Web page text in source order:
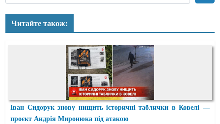
Читайте також:
Іван Сидорук знову нищить історичні таблички в Ковелі —
проєкт Андрія Миронюка під атакою